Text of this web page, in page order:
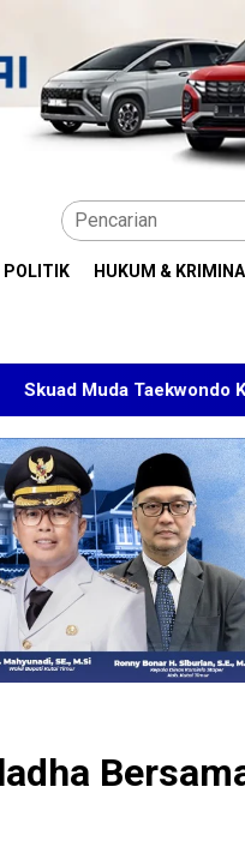
POLITIK HUKUM &
Taekwondo Kaltim Sabet